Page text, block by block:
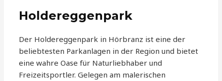
Holdereggenpark
Der Holdereggenpark in Hörbranz ist eine der
beliebtesten Parkanlagen in der Region und bietet
eine wahre Oase für Naturliebhaber und
Freizeitsportler. Gelegen am malerischen